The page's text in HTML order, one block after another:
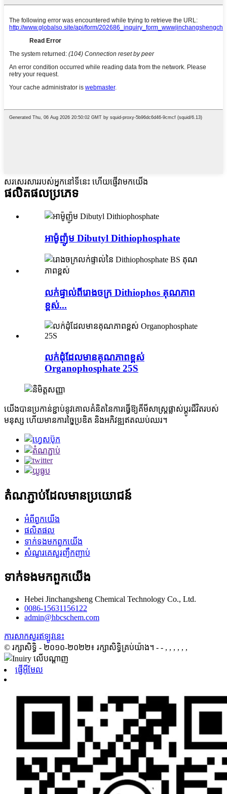
សរសេរសាររបស់អ្នកនៅទីនេះ ហើយផ្ញើវាមកយើង
ផលិតផលប្រភេទ
អាម៉ូញ៉ូម Dibutyl Dithiophosphate
លក់ផ្ទាល់ពីរោងចក្រ Dithiophos គុណភាព
ខ្ពស់...
លក់ដុំដែលមានគុណភាពខ្ពស់
Organophosphate 25S
យើងបានប្រកាន់ខ្ជាប់នូវគោលគំនិតនៃការធ្វើឱ្យគីមីសាស្ត្រផ្លាស់ប្តូរជីវិតរបស់
មនុស្ស ហើយមានការច្នៃប្រឌិត និងអភិវឌ្ឍឥតឈប់ឈរ។
តំណភ្ជាប់ដែលមានប្រយោជន៍
អំពី​ពួក​យើង
ផលិតផល
ទាក់ទង​មក​ពួក​យើង
សំណួរគេសួរញឹកញាប់
ទាក់ទង​មក​ពួក​យើង
Hebei Jinchangsheng Chemical Technology Co., Ltd.
0086-15631156122
admin@hbcschem.com
ការសាកសួរឥឡូវនេះ
© រក្សាសិទ្ធិ - ២០១០-២០២២៖ រក្សាសិទ្ធិគ្រប់យ៉ាង។ - - , , , , , ,
ផ្ញើអ៊ីមែល